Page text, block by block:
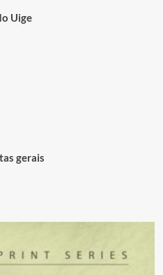
Uige
gerais